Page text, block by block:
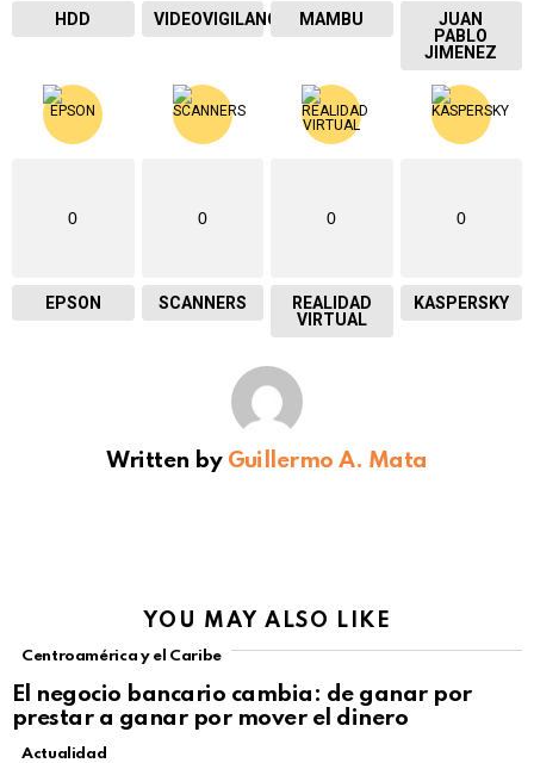
HDD VIDEOVIGILANCIA MAMBU
JUAN
PABLO
JIMENEZ
0
EPSON
0
SCANNERS
0
REALIDAD
VIRTUAL
0
KASPERSKY
Written by Guillermo A. Mata
YOU MAY ALSO LIKE
Centroamérica y el Caribe
El negocio bancario cambia: de ganar por
prestar a ganar por mover el dinero
Actualidad